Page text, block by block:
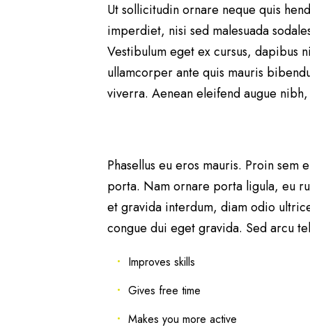
Ut sollicitudin ornare neque quis
imperdiet, nisi sed malesuada
Vestibulum eget ex cursus, dapibus
ullamcorper ante quis mauris
viverra. Aenean eleifend augue
Phasellus eu eros mauris. Proin
porta. Nam ornare porta ligula, eu
et gravida interdum, diam odio
congue dui eget gravida. Sed arcu
Improves skills
Gives free time
Makes you more active